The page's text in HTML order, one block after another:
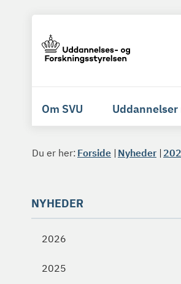
Om SVU Uddannelser
Du er her: Forside Nyheder
NYHEDER
2026
2025